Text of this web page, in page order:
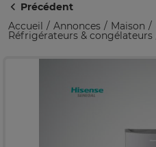
Précédent
Accueil
Annonces Maison
Réfrigérateurs & congélateurs